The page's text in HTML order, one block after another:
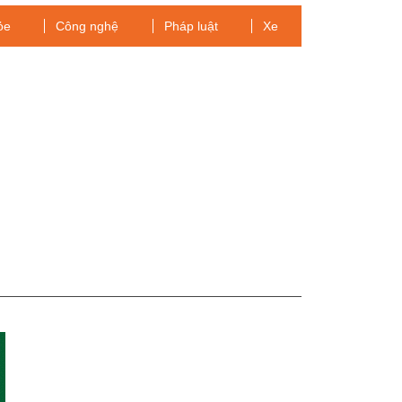
Công nghệ Pháp luật Xe